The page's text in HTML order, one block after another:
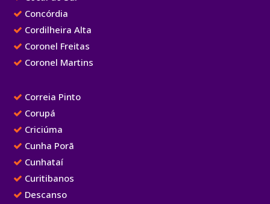
Concórdia
Cordilheira Alta
Coronel Freitas
Coronel Martins
Correia Pinto
Corupá
Criciúma
Cunha Porã
Cunhataí
Curitibanos
Descanso